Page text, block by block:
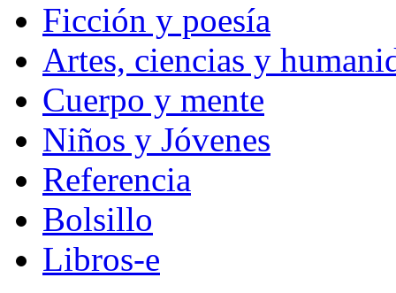
Ficción y poesía
Artes, ciencias y
Cuerpo y mente
Niños y Jóvenes
Referencia
Bolsillo
Libros-e